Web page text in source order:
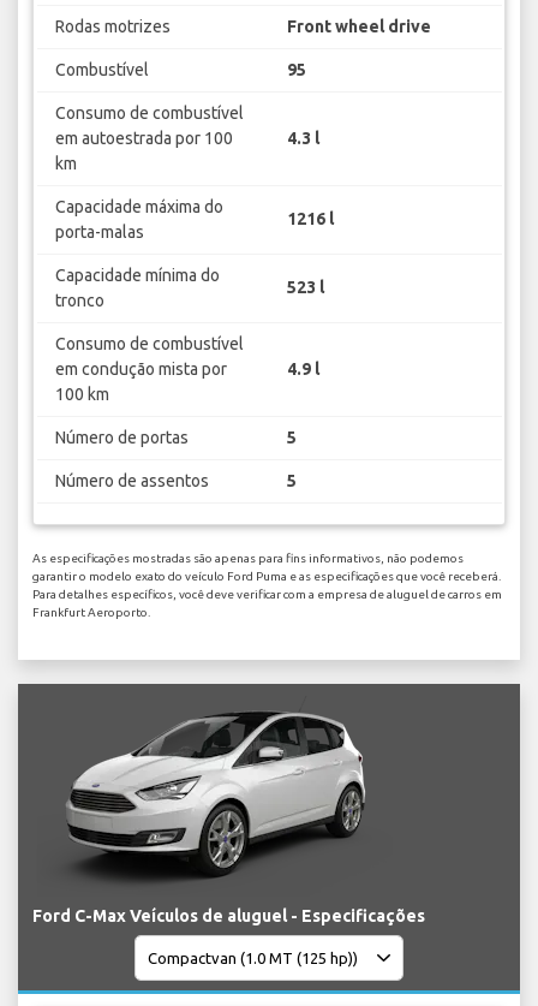
Rodas motrizes Front wheel drive
Combustível 95
Consumo de combustível
em autoestrada por 100
km
4.3 l
Capacidade máxima do
porta-malas
1216 l
Capacidade mínima do
tronco
523 l
Consumo de combustível
em condução mista por
100 km
4.9 l
Número de portas 5
Número de assentos 5
As especificações mostradas são apenas para fins informativos, não podemos
garantir o modelo exato do veículo Ford Puma e as especificações que você receberá.
Para detalhes específicos, você deve verificar com a empresa de aluguel de carros em
Frankfurt Aeroporto.
Ford C-Max Veículos de aluguel - Especificações